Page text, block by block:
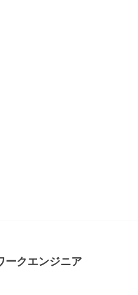
ークエンジニア